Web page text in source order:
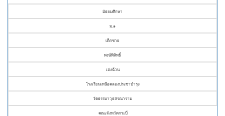
มัธยมศึกษา
ม.๑
เด็กชาย
พงษ์พิสิทธิ์
เอ่งฉ้วน
โรงเรียนเหนือคลองประชาบำรุง
วัดธรรมาวุธสรณาราม
คณะจังหวัดกระบี่